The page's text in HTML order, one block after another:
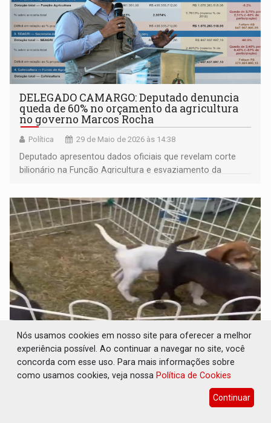
DELEGADO CAMARGO: Deputado denuncia
queda de 60% no orçamento da agricultura
no governo Marcos Rocha
Política 29 de Maio de 2026 às 14:38
Deputado apresentou dados oficiais que revelam corte
bilionário na Função Agricultura e esvaziamento da
VIDA NOVA: Caramelos ganham chance de
novo lar na Rondônia Rural Show
Rondonia Rural Show 28 de Maio de 2026 às 14:16
Os cães passaram por acompanhamento, receberam
vacinação e cuidados básicos antes de serem colocados
Nós usamos cookies em nosso site para oferecer a melhor
experiência possível. Ao continuar a navegar no site, você
concorda com esse uso. Para mais informações sobre
como usamos cookies, veja nossa Política de Cookies
Continuar